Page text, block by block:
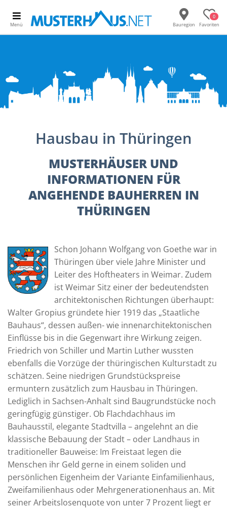
Menü Bauregion
0
Favoriten
Hausbau in Thüringen
MUSTERHÄUSER UND
INFORMATIONEN FÜR
ANGEHENDE BAUHERREN IN
THÜRINGEN
Schon Johann Wolfgang von Goethe war in
Thüringen über viele Jahre Minister und
Leiter des Hoftheaters in Weimar. Zudem
ist Weimar Sitz einer der bedeutendsten
architektonischen Richtungen überhaupt:
Walter Gropius gründete hier 1919 das „Staatliche
Bauhaus“, dessen außen- wie innenarchitektonischen
Einflüsse bis in die Gegenwart ihre Wirkung zeigen.
Friedrich von Schiller und Martin Luther wussten
ebenfalls die Vorzüge der thüringischen Kulturstadt zu
schätzen. Seine niedrigen Grundstückspreise
ermuntern zusätzlich zum Hausbau in Thüringen.
Lediglich in Sachsen-Anhalt sind Baugrundstücke noch
geringfügig günstiger. Ob Flachdachhaus im
Bauhausstil, elegante Stadtvilla – angelehnt an die
klassische Bebauung der Stadt – oder Landhaus in
traditioneller Bauweise: Im Freistaat legen die
Menschen ihr Geld gerne in einem soliden und
persönlichen Eigenheim der Variante Einfamilienhaus,
Zweifamilienhaus oder Mehrgenerationenhaus an. Mit
seiner Arbeitslosenquote von unter 7 Prozent liegt er